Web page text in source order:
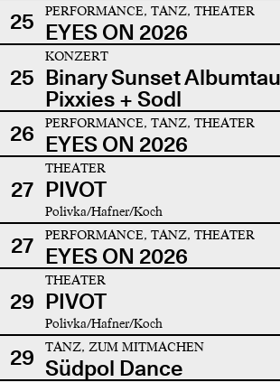
25 PERFORMANCE, TANZ, THEATER
EYES ON 2026
25
KONZERT
Binary Sunset
Pixxies + Sodl
26
PERFORMANCE, TANZ, THEATER
EYES ON 2026
27
THEATER
PIVOT
Polivka/Hafner/Koch
27 PERFORMANCE, TANZ, THEATER
EYES ON 2026
29
THEATER
PIVOT
Polivka/Hafner/Koch
29 TANZ, ZUM MITMACHEN
Südpol Dance